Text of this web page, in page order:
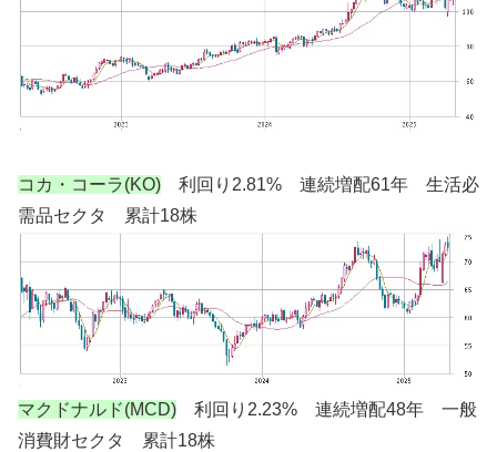
コカ・コーラ(KO) 利回り2.81% 連続増配61年 生活必
需品セクタ 累計18株
マクドナルド(MCD) 利回り2.23% 連続増配48年 一般
消費財セクタ 累計18株